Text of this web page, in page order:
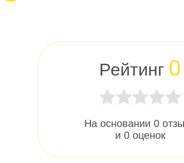
Рейтинг 0
На основании0
и 0оценок